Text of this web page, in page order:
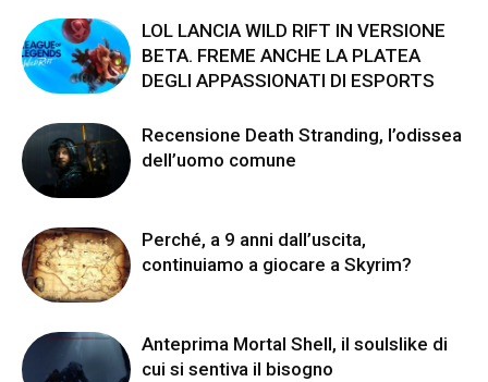
LOL LANCIA WILD RIFT IN VERSIONE
BETA. FREME ANCHE LA PLATEA
DEGLI APPASSIONATI DI ESPORTS
Recensione Death Stranding, l’odissea
dell’uomo comune
Perché, a 9 anni dall’uscita,
continuiamo a giocare a Skyrim?
Anteprima Mortal Shell, il soulslike di
cui si sentiva il bisogno